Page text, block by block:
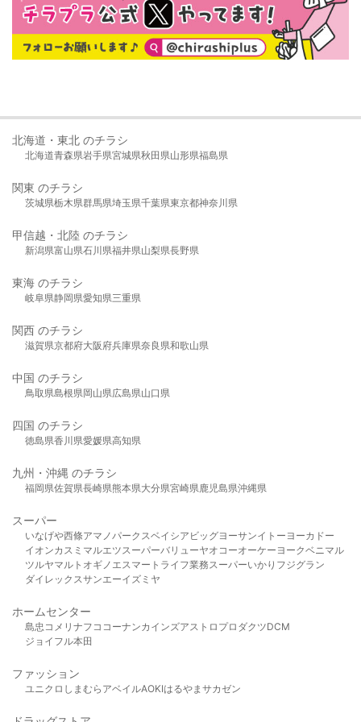
北海道・東北 のチラシ
北海道青森県岩手県宮城県秋田県山形県福島県
関東 のチラシ
茨城県栃木県群馬県埼玉県千葉県東京都神奈川県
甲信越・北陸 のチラシ
新潟県富山県石川県福井県山梨県長野県
東海 のチラシ
岐阜県静岡県愛知県三重県
関西 のチラシ
滋賀県京都府大阪府兵庫県奈良県和歌山県
中国 のチラシ
鳥取県島根県岡山県広島県山口県
四国 のチラシ
徳島県香川県愛媛県高知県
九州・沖縄 のチラシ
福岡県佐賀県長崎県熊本県大分県宮崎県鹿児島県沖縄県
スーパー
いなげや西條アマノパークスベイシア ビッグヨーサンイトーヨーカドー
イオンカスミ マルエツスーパーバリューヤオコーオーケー ヨークベニマル
ツルヤマルト オギノ エスマート ライフ業務スーパーいかり フジグラン
ダイレックスサンエーイズミヤ
ホームセンター
島忠 コメリ ナフコ コーナンカインズアストロプロダクツDCM
ジョイフル本田
ファッション
ユニクロ しまむら アベイルAOKIはるやま サカゼン